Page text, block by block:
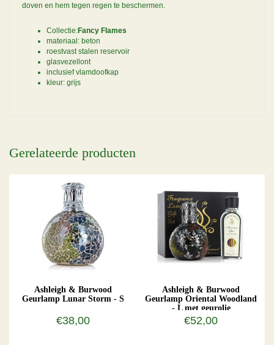
doven en hem tegen regen te beschermen.
Collectie:Fancy Flames
materiaal: beton
roestvast stalen reservoir
glasvezellont
inclusief vlamdoofkap
kleur: grijs
Gerelateerde producten
Ashleigh & Burwood
Geurlamp Lunar Storm - S
€38,00
Ashleigh & Burwood
Geurlamp Oriental Woodland
- L met geurolie
€52,00